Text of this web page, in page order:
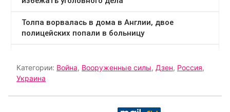
Категории: Война, Вооруженные силы, Дзен, Россия,
Украина